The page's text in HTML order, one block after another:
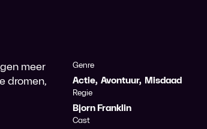
meer
dromen,
Genre
Actie, Avontuur, Misdaad
Regie
Bjorn Franklin
Cast